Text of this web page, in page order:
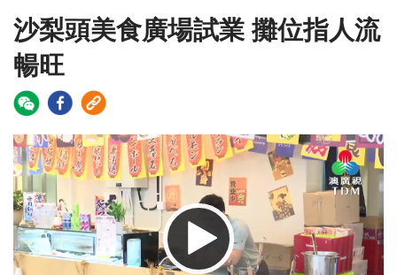
沙梨頭美食廣場試業 攤位指人流
暢旺
Video
Player